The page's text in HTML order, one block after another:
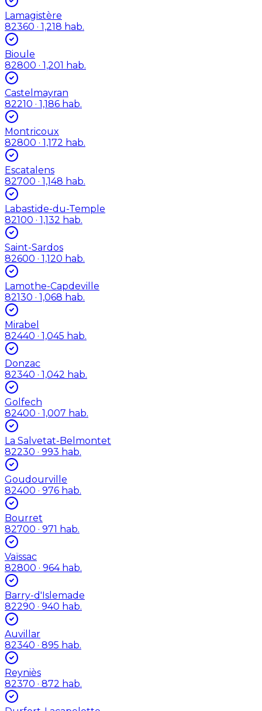
Lamagistère
82360 · 1,218 hab.
Bioule
82800 · 1,201 hab.
Castelmayran
82210 · 1,186 hab.
Montricoux
82800 · 1,172 hab.
Escatalens
82700 · 1,148 hab.
Labastide-du-Temple
82100 · 1,132 hab.
Saint-Sardos
82600 · 1,120 hab.
Lamothe-Capdeville
82130 · 1,068 hab.
Mirabel
82440 · 1,045 hab.
Donzac
82340 · 1,042 hab.
Golfech
82400 · 1,007 hab.
La Salvetat-Belmontet
82230 · 993 hab.
Goudourville
82400 · 976 hab.
Bourret
82700 · 971 hab.
Vaïssac
82800 · 964 hab.
Barry-d'Islemade
82290 · 940 hab.
Auvillar
82340 · 895 hab.
Reyniès
82370 · 872 hab.